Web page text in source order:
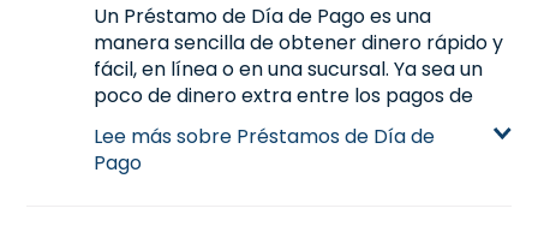
Un Préstamo de Día de Pago es una
manera sencilla de obtener dinero rápido y
fácil, en línea o en una sucursal. Ya sea un
poco de dinero extra entre los pagos de
nómina o para manejar los gastos
inesperados, un Préstamo de Día de Pago
te proporciona el dinero que necesitas.
Lee más sobre Préstamos de Día de
Pago